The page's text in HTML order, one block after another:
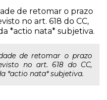
de retomar o prazo
no art. 618 do CC,
*actio nata* subjetiva.
de retomar o prazo
no art. 618 do CC,
*actio nata* subjetiva.